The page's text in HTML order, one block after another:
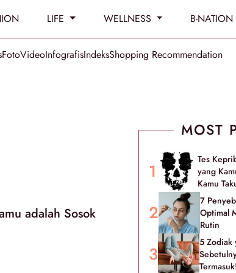
LIFE WELLNESS B-NATION
FotoVideoInfografisIndeksShopping Recommendation
adalah Sosok
MOST
Tes
yang
Kamu
7
Optimal
Rutin
5 Zodiak